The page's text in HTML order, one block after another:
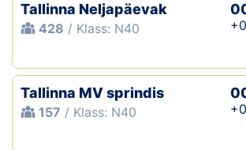
Tallinna Neljapäevak
428 / Klass: N40
Tallinna MV sprindis
157 / Klass: N40